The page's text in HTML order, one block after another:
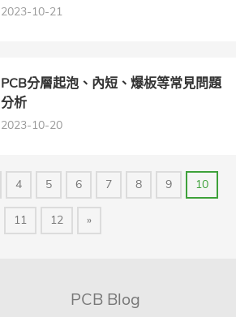
2023-10-21
PCB分層起泡、內短、爆板等常見問題
分析
2023-10-20
4 5 6 7 8 9 10
11 12 »
PCB Blog